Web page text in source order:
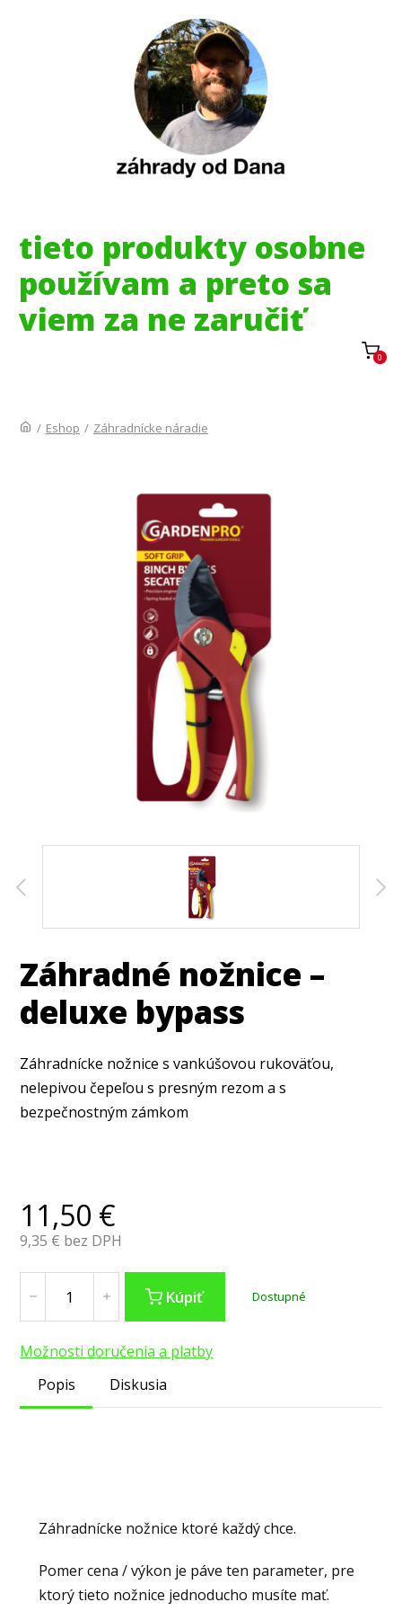
tieto produkty osobne
používam a preto sa
viem za ne zaručiť
0
/ Eshop / Záhradnícke náradie
Záhradné nožnice –
deluxe bypass
Záhradnícke nožnice s vankúšovou rukoväťou,
nelepivou čepeľou s presným rezom a s
bezpečnostným zámkom
11,50 €
9,35 € bez DPH
Kúpiť Dostupné
Možnosti doručenia a platby
Popis
Diskusia
Záhradnícke nožnice ktoré každý chce.
Pomer cena / výkon je páve ten parameter, pre
ktorý tieto nožnice jednoducho musíte mať.